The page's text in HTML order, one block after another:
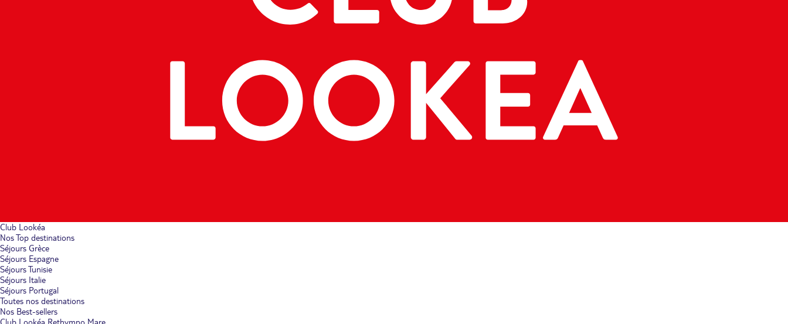
Club Lookéa
Nos Top destinations
Séjours Grèce
Séjours Espagne
Séjours Tunisie
Séjours Italie
Séjours Portugal
Toutes nos destinations
Nos Best-sellers